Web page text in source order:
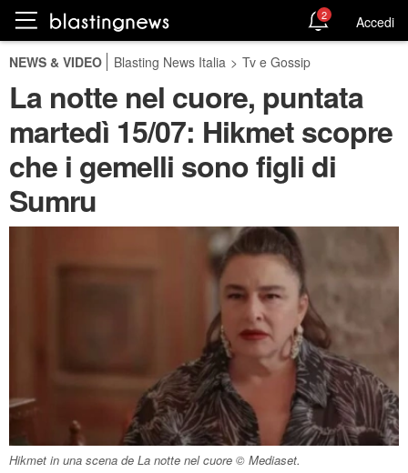
2 Accedi
NEWS & VIDEO Blasting News Italia > Tv e Gossip
La notte nel cuore, puntata
martedì 15/07: Hikmet scopre
che i gemelli sono figli di
Sumru
Hikmet in una scena de La notte nel cuore © Mediaset.